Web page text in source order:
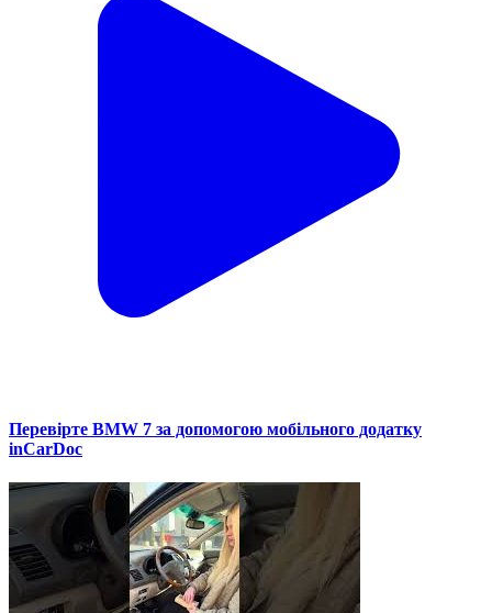
Перевірте BMW 7 за допомогою мобільного додатку
inCarDoc